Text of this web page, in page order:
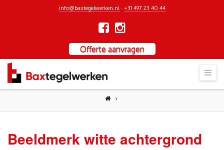
info@baxtegelwerken.nl · +31 497 23 40 44
Offerte aanvragen
Beeldmerk witte achtergrond